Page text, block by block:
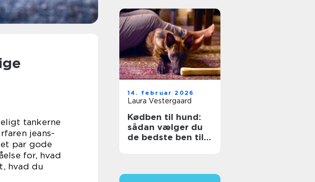
tankerne
jeans-
par gode
for, hvad
hvad du
14. februar 2026
Laura Vestergaard
Kødben til hund:
sådan vælger du
de bedste ben til